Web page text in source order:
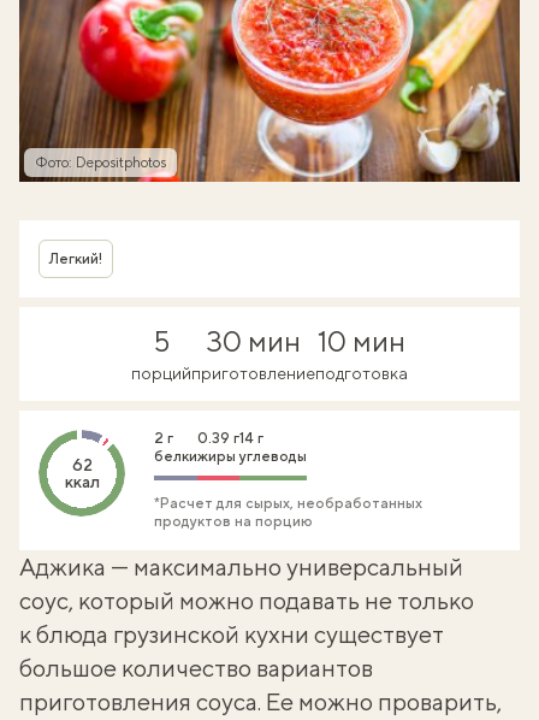
Фото: Depositphotos
Легкий!
5
порций
30 мин
приготовление
10 мин
подготовка
62
ккал
2 г
белки
0.39 г
жиры
14 г
углеводы
*Расчет для сырых, необработанных
продуктов на порцию
Аджика — максимально универсальный
соус, который можно подавать не только
к блюда грузинской кухни существует
большое количество вариантов
приготовления соуса. Ее можно проварить,